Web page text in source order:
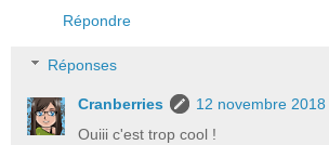
Répondre
Réponses
Cranberries
12 novembre
Ouiii c'est trop cool !